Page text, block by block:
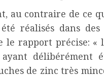
au contraire de ce
réalisés dans
le rapport précise: «
délibérément
de zinc très